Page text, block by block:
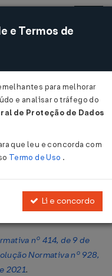
Acessar
ANEEL Nº
nº 414, de 9 de
Normativa nº 928,
2021.
e Termos de
para melhorar
e analisar o tráfego do
de Proteção de Dados
que leu e concorda com
Termo de Uso .
Li e concordo